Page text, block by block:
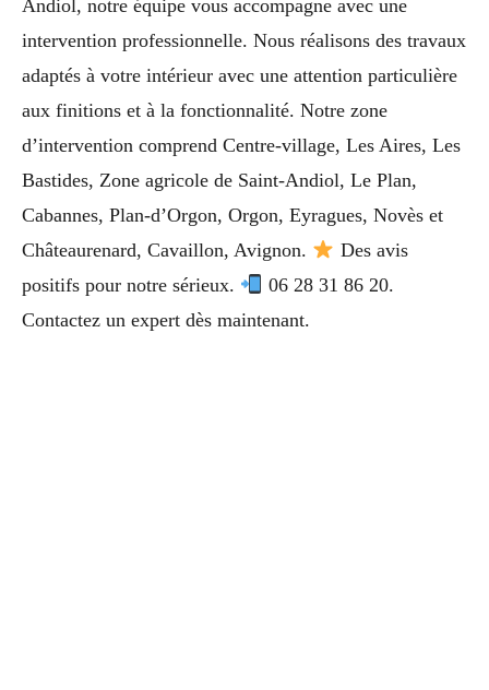
Andiol, notre équipe vous accompagne avec une
intervention professionnelle. Nous réalisons des travaux
adaptés à votre intérieur avec une attention particulière
aux finitions et à la fonctionnalité. Notre zone
d’intervention comprend Centre-village, Les Aires, Les
Bastides, Zone agricole de Saint-Andiol, Le Plan,
Cabannes, Plan-d’Orgon, Orgon, Eyragues, Novès et
Châteaurenard, Cavaillon, Avignon.
Des avis
positifs pour notre sérieux.
06 28 31 86 20.
Contactez un expert dès maintenant.